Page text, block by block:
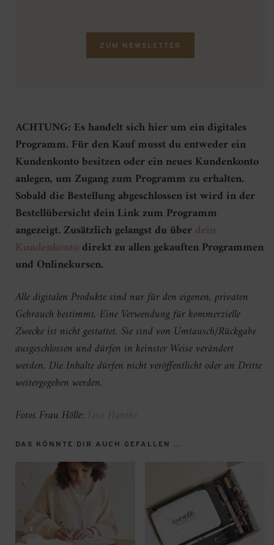
ZUM NEWSLETTER
ACHTUNG: Es handelt sich hier um ein digitales
Programm. Für den Kauf musst du entweder ein
Kundenkonto besitzen oder ein neues Kundenkonto
anlegen, um Zugang zum Programm zu erhalten.
Sobald die Bestellung abgeschlossen ist wird in der
Bestellübersicht dein Link zum Programm
angezeigt. Zusätzlich gelangst du überdein
Kundenkonto direkt zu allen gekauften Programmen
und Onlinekursen.
Alle digitalen Produkte sind nur für den eigenen, privaten
Gebrauch bestimmt. Eine Verwendung für kommerzielle
Zwecke ist nicht gestattet. Sie sind von Umtausch/Rückgabe
ausgeschlossen und dürfen in keinster Weise verändert
werden. Die Inhalte dürfen nicht veröffentlicht oder an Dritte
weitergegeben werden.
Fotos Frau Hölle: Lisa Hantke
DAS KÖNNTE DIR AUCH GEFALLEN …